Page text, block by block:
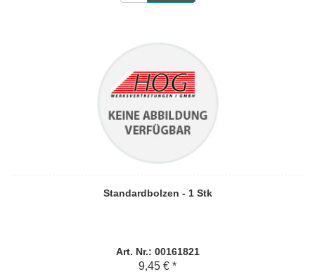
Standardbolzen - 1 Stk
Art. Nr.: 00161821
9,45 € *